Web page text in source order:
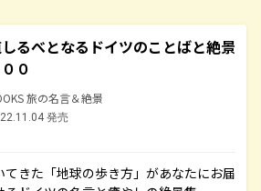
るべとなるドイツのことばと絶景
０
旅の名言＆絶景
発売
きた「地球の歩き方」があなたにお届